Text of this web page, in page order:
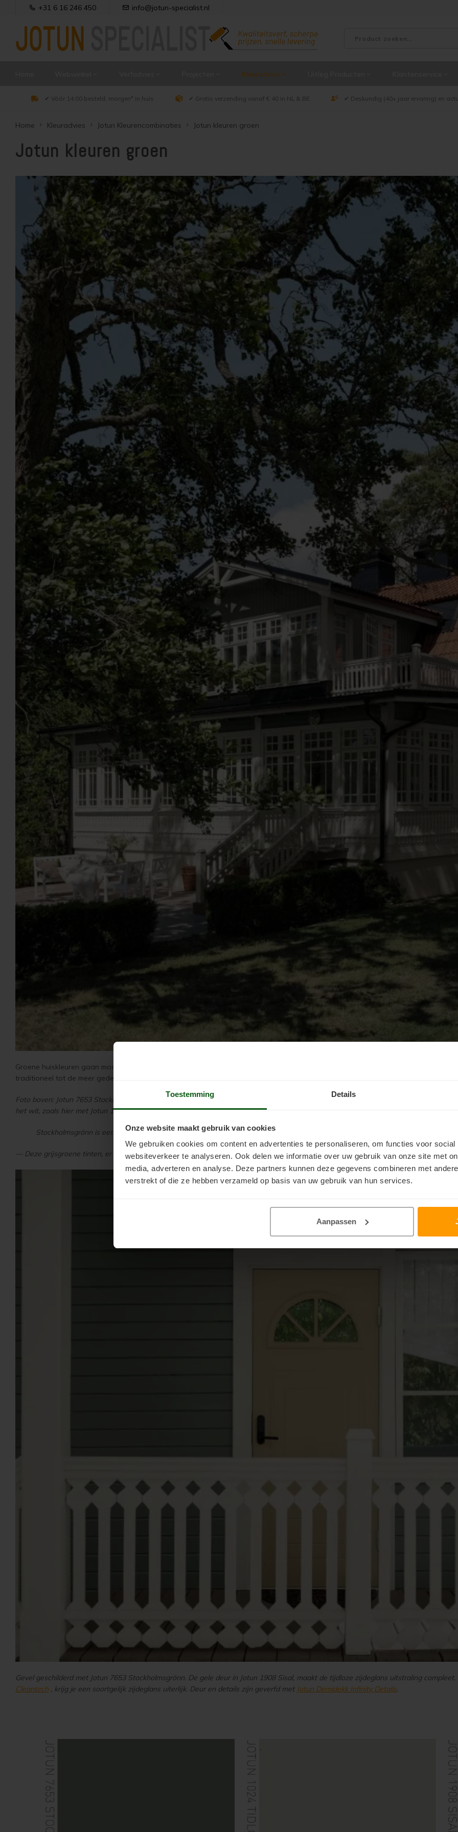
Toestemming Details
Onze website maakt gebruik van cookies
We gebruiken cookies om content en advertenties te personaliseren, om functies voor social
websiteverkeer te analyseren. Ook delen we informatie over uw gebruik van onze site met
media, adverteren en analyse. Deze partners kunnen deze gegevens combineren met
verstrekt of die ze hebben verzameld op basis van uw gebruik van hun services.
Aanpassen
+31 6 16 246 450 info@jotun-specialist.nl
Kleuradvies
✔ Vóór 14:00 besteld, morgen* in huis ✔ Gratis verzending vanaf € 40 in NL & BE ✔ Deskundig (40+ jaar ervaring) en
Home Kleuradvies Jotun Kleurencombinaties Jotun kleuren groen
Jotun kleuren groen
Groene huiskleuren gaan mooi op in de natuur en worden als verfrissend en prettig ervaren. Ze creëren een levendige en kleurrijke
traditioneel tot de meer gedempte en moderne tinten groen.
Foto boven: Jotun 7653 Stockholmsgrönn is een kleur geïnspireerd op de prachtige oude villa's uit het begin van de vorige eeuw op
het wit, zoals hier met Jotun 1024 Tidlos . De funderingsmuur is geschilderd in Jotun 1394 Os (
Stockholmsgrönn is een mooie, gedempte grijsgroene kleur. Het is een mooie kleur voor degenen die al een grijs of wit huis
— Deze grijsgroene tinten, er zijn er meer in onze kleurenfolder, zijn goed om uit te proberen voor degenen die kleur aan hun woning
Gevel geschilderd met Jotun 7653 Stockholmsgrönn. De gele deur in Jotun 1908 Sisal, maakt de tijdloze zijdeglans uitstraling
Cleantech , krijg je een soortgelijk zijdeglans uiterlijk. Deur en details zijn geverfd met Jotun Demidekk Infinity Details.